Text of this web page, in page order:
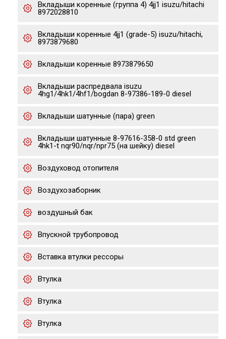
Вкладыши коренные (группа 4) 4jj1 isuzu/hitachi
8972028810
Вкладыши коренные 4jj1 (grade-5) isuzu/hitachi,
8973879680
Вкладыши коренные 8973879650
Вкладыши распредвала isuzu
4hg1/4hk1/4hf1/bogdan 8-97386-189-0 diesel
Вкладыши шатунные (пара) green
Вкладыши шатунные 8-97616-358-0 std green
4hk1-t nqr90/nqr/npr75 (на шейку) diesel
Воздуховод отопителя
Воздухозаборник
воздушный бак
Впускной трубопровод
Вставка втулки рессоры
Втулка
Втулка
Втулка